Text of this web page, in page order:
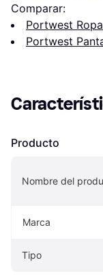
Comparar:
Portwest
Portwest
Producto
Nombre del
Marca
Tipo